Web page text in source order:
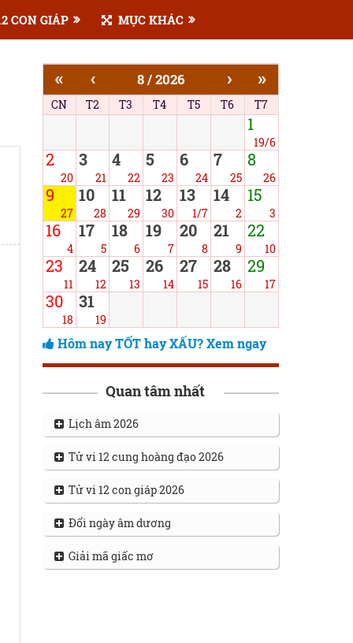
CON GIÁP MỤC KHÁC
« ‹ 8 / 2026 › »
CN T2 T3 T4 T5 T6 T7
1
19/6
2
20
3
21
4
22
5
23
6
24
7
25
8
26
9
27
10
28
11
29
12
30
13
1/7
14
2
15
3
16
4
17
5
18
6
19
7
20
8
21
9
22
10
23
11
24
12
25
13
26
14
27
15
28
16
29
17
30
18
31
19
Hôm nay TỐT hay XẤU? Xem ngay
Quan tâm nhất
Lịch âm 2026
Tử vi 12 cung hoàng đạo 2026
Tử vi 12 con giáp 2026
Đổi ngày âm dương
Giải mã giấc mơ